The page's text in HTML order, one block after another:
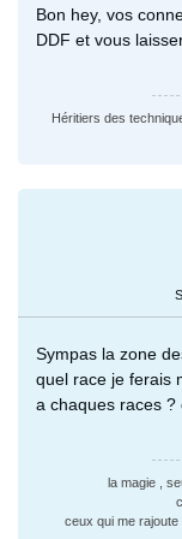
Bon hey, vos
DDF et vous
Héritiers des
Sympas la zone
quel race je ferais
a chaques races ?
la magie ,
ceux qui me